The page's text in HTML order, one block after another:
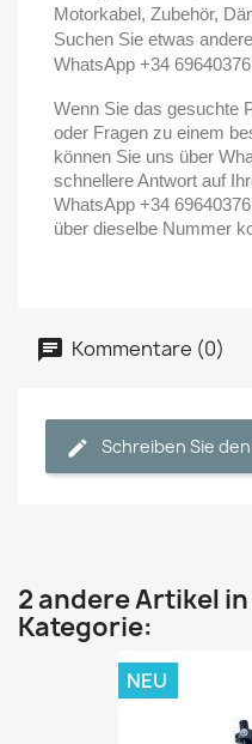
Motorkabel, Zubehör,
Suchen Sie etwas
WhatsApp +34
Wenn Sie das gesuchte
oder Fragen zu einem
können Sie uns über
schnellere Antwort auf
WhatsApp +34
über dieselbe Nummer
Kommentare (0)
Schreiben Sie
2 andere Artikel
Kategorie:
NEU